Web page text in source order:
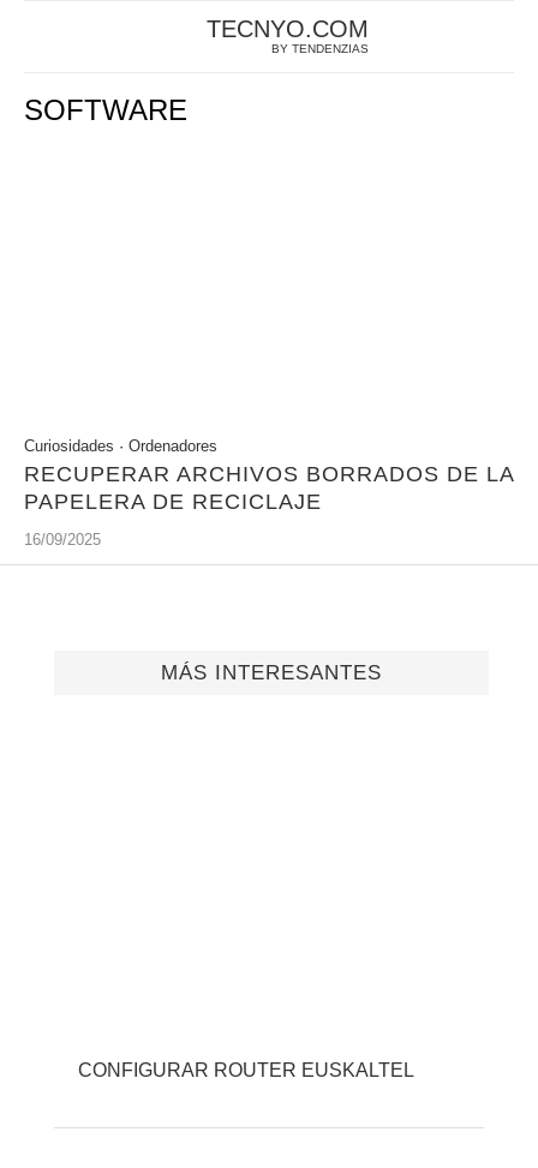
TECNYO.COM
BY TENDENZIAS
SOFTWARE
Curiosidades · Ordenadores
RECUPERAR ARCHIVOS BORRADOS DE LA
PAPELERA DE RECICLAJE
16/09/2025
MÁS INTERESANTES
CONFIGURAR ROUTER EUSKALTEL